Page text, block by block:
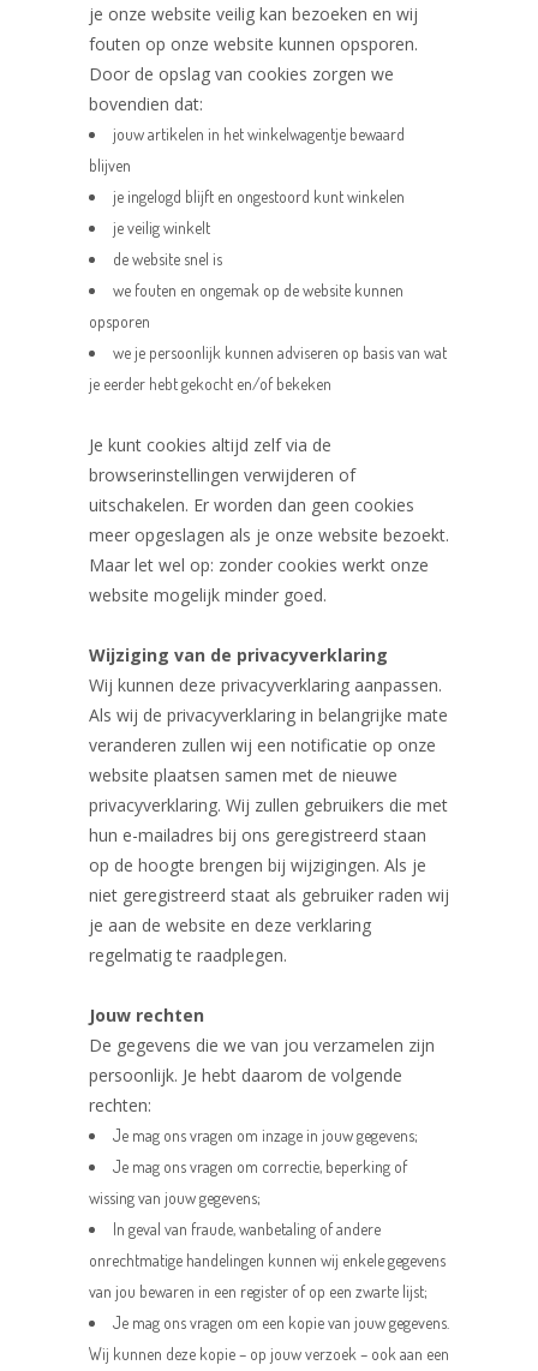
je onze website veilig kan bezoeken en wij
fouten op onze website kunnen opsporen.
Door de opslag van cookies zorgen we
bovendien dat:
jouw artikelen in het winkelwagentje bewaard
blijven
je ingelogd blijft en ongestoord kunt winkelen
je veilig winkelt
de website snel is
we fouten en ongemak op de website kunnen
opsporen
we je persoonlijk kunnen adviseren op basis van wat
je eerder hebt gekocht en/of bekeken
Je kunt cookies altijd zelf via de
browserinstellingen verwijderen of
uitschakelen. Er worden dan geen cookies
meer opgeslagen als je onze website bezoekt.
Maar let wel op: zonder cookies werkt onze
website mogelijk minder goed.
Wijziging van de privacyverklaring
Wij kunnen deze privacyverklaring aanpassen.
Als wij de privacyverklaring in belangrijke mate
veranderen zullen wij een notificatie op onze
website plaatsen samen met de nieuwe
privacyverklaring. Wij zullen gebruikers die met
hun e-mailadres bij ons geregistreerd staan
op de hoogte brengen bij wijzigingen. Als je
niet geregistreerd staat als gebruiker raden wij
je aan de website en deze verklaring
regelmatig te raadplegen.
Jouw rechten
De gegevens die we van jou verzamelen zijn
persoonlijk. Je hebt daarom de volgende
rechten:
Je mag ons vragen om inzage in jouw gegevens;
Je mag ons vragen om correctie, beperking of
wissing van jouw gegevens;
In geval van fraude, wanbetaling of andere
onrechtmatige handelingen kunnen wij enkele gegevens
van jou bewaren in een register of op een zwarte lijst;
Je mag ons vragen om een kopie van jouw gegevens.
Wij kunnen deze kopie – op jouw verzoek – ook aan een